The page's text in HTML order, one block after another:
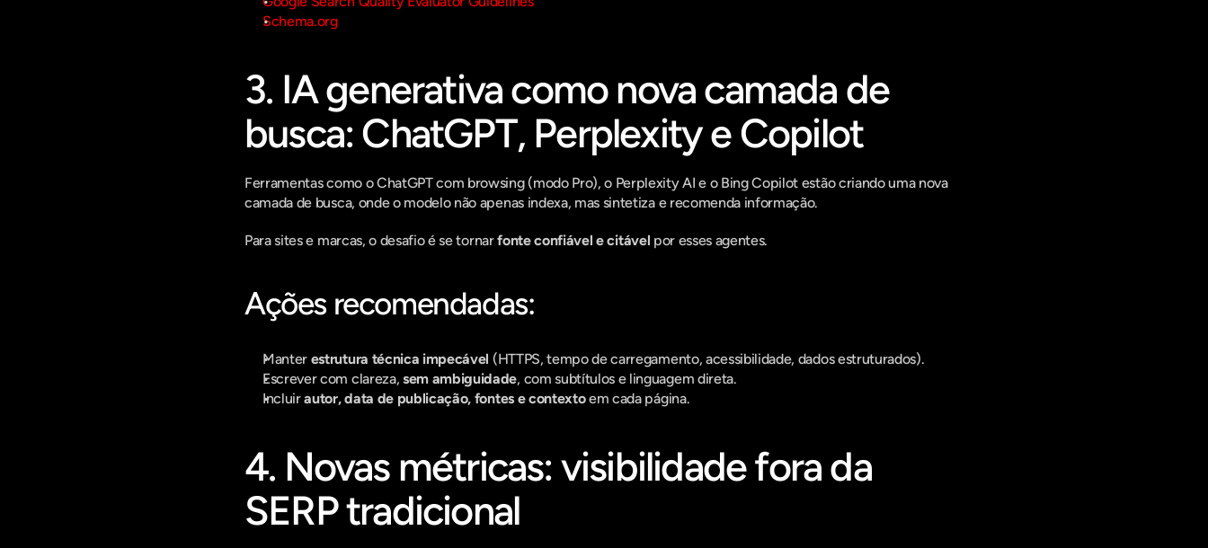
Schema.org
3. IA generativa como nova camada de
busca: ChatGPT, Perplexity e Copilot
Ferramentas como o ChatGPT com browsing (modo Pro), o Perplexity AI e o Bing Copilot estão criando uma nova
camada de busca, onde o modelo não apenas indexa, mas sintetiza e recomenda informação.
Para sites e marcas, o desafio é se tornar fonte confiável e citável por esses agentes.
Ações recomendadas:
Manter estrutura técnica impecável (HTTPS, tempo de carregamento, acessibilidade, dados estruturados).
Escrever com clareza, sem ambiguidade, com subtítulos e linguagem direta.
Incluir autor, data de publicação, fontes e contexto em cada página.
4. Novas métricas: visibilidade fora da
SERP tradicional